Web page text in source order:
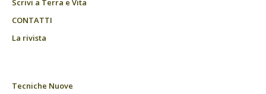
Scrivi a Terra e Vita
CONTATTI
La rivista
Tecniche Nuove